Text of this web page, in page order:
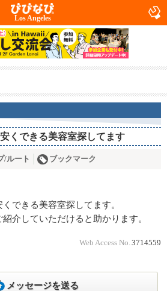
Los Angeles
くできる美容室探してます
/ルート ブックマーク
できる美容室探してます。
介していただけると助かります。
Web Access No. 3714559
メッセージを送る